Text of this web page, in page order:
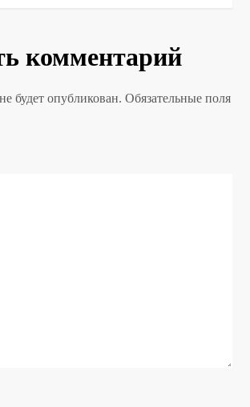
комментарий
будет опубликован. Обязательные поля